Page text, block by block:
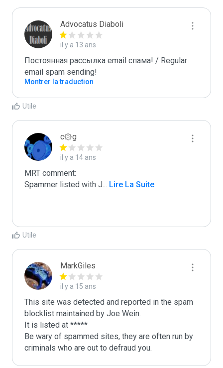
Advocatus Diaboli
il y a 13 ans
Постоянная рассылка email спама! / Regular
email spam sending!
Montrer la traduction
Utile
c۞g
il y a 14 ans
MRT comment:
Spammer listed with J... Lire La Suite
Utile
MarkGiles
il y a 15 ans
This site was detected and reported in the spam
blocklist maintained by Joe Wein.
It is listed at *****
Be wary of spammed sites, they are often run by
criminals who are out to defraud you.